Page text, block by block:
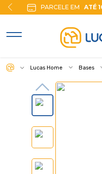
PARCELE EM ATÉ
Lucas Home Bases